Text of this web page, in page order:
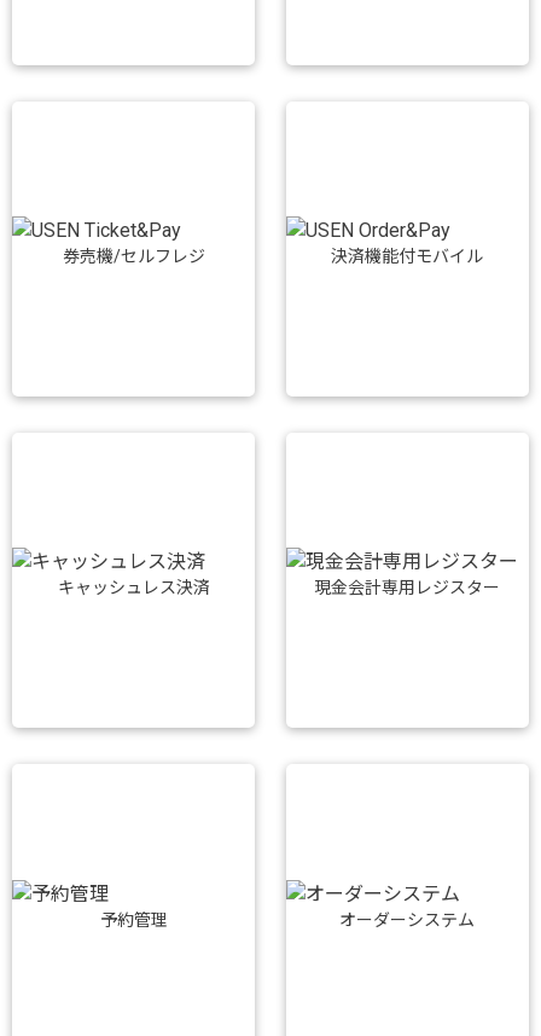
券売機/セルフレジ 決済機能付モバイル
キャッシュレス決済 現金会計専用レジスター
予約管理 オーダーシステム